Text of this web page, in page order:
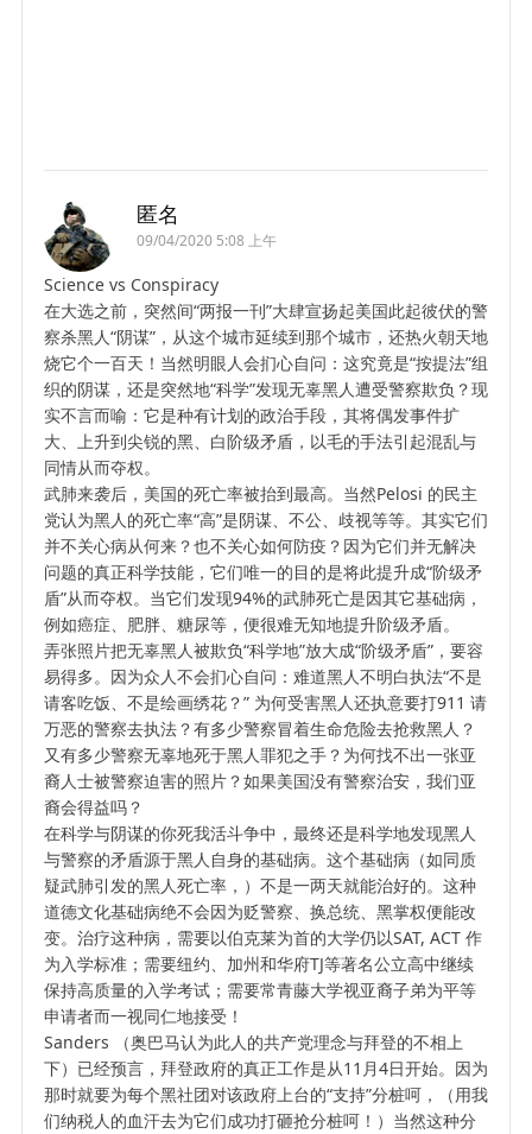
匿名
09/04/2020 5:08 上午
Science vs Conspiracy
在大选之前，突然间“两报一刊”大肆宣扬起美国此起彼伏的警
察杀黑人“阴谋”，从这个城市延续到那个城市，还热火朝天地
烧它个一百天！当然明眼人会扪心自问：这究竟是“按提法”组
织的阴谋，还是突然地“科学”发现无辜黑人遭受警察欺负？现
实不言而喻：它是种有计划的政治手段，其将偶发事件扩
大、上升到尖锐的黑、白阶级矛盾，以毛的手法引起混乱与
同情从而夺权。
武肺来袭后，美国的死亡率被抬到最高。当然Pelosi 的民主
党认为黑人的死亡率“高”是阴谋、不公、歧视等等。其实它们
并不关心病从何来？也不关心如何防疫？因为它们并无解决
问题的真正科学技能，它们唯一的目的是将此提升成“阶级矛
盾”从而夺权。当它们发现94%的武肺死亡是因其它基础病，
例如癌症、肥胖、糖尿等，便很难无知地提升阶级矛盾。
弄张照片把无辜黑人被欺负“科学地”放大成“阶级矛盾”，要容
易得多。因为众人不会扪心自问：难道黑人不明白执法“不是
请客吃饭、不是绘画绣花？” 为何受害黑人还执意要打911 请
万恶的警察去执法？有多少警察冒着生命危险去抢救黑人？
又有多少警察无辜地死于黑人罪犯之手？为何找不出一张亚
裔人士被警察迫害的照片？如果美国没有警察治安，我们亚
裔会得益吗？
在科学与阴谋的你死我活斗争中，最终还是科学地发现黑人
与警察的矛盾源于黑人自身的基础病。这个基础病（如同质
疑武肺引发的黑人死亡率，）不是一两天就能治好的。这种
道德文化基础病绝不会因为贬警察、换总统、黑掌权便能改
变。治疗这种病，需要以伯克莱为首的大学仍以SAT, ACT 作
为入学标准；需要纽约、加州和华府TJ等著名公立高中继续
保持高质量的入学考试；需要常青藤大学视亚裔子弟为平等
申请者而一视同仁地接受！
Sanders （奥巴马认为此人的共产党理念与拜登的不相上
下）已经预言，拜登政府的真正工作是从11月4日开始。因为
那时就要为每个黑社团对该政府上台的“支持”分桩呵，（用我
们纳税人的血汗去为它们成功打砸抢分桩呵！）当然这种分